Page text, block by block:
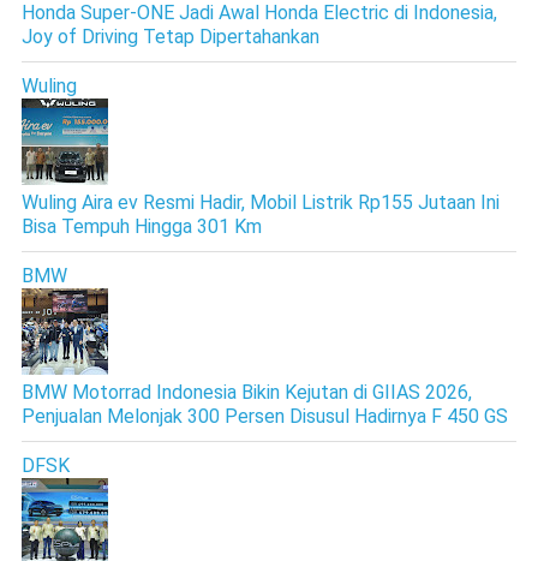
Honda Super-ONE Jadi Awal Honda Electric di Indonesia,
Joy of Driving Tetap Dipertahankan
Wuling
Wuling Aira ev Resmi Hadir, Mobil Listrik Rp155 Jutaan Ini
Bisa Tempuh Hingga 301 Km
BMW
BMW Motorrad Indonesia Bikin Kejutan di GIIAS 2026,
Penjualan Melonjak 300 Persen Disusul Hadirnya F 450 GS
DFSK